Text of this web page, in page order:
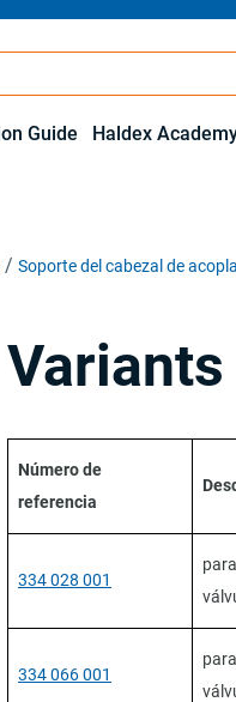
Guide Haldex
Soporte del cabezal de
Variants
Número de
referencia
334 028 001
334 066 001